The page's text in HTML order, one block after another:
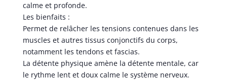
calme et profonde.
Les bienfaits :
Permet de relâcher les tensions contenues dans les
muscles et autres tissus conjonctifs du corps,
notamment les tendons et fascias.
La détente physique amène la détente mentale, car
le rythme lent et doux calme le système nerveux.